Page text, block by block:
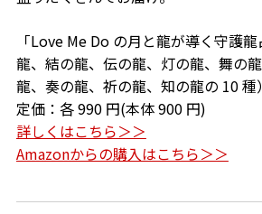
「Love Me Do の月と龍が導く守護
龍、結の龍、伝の龍、灯の龍、舞の
龍、奏の龍、祈の龍、知の龍の 10 種
定価：各 990 円(本体 900 円)
詳しくはこちら＞＞
Amazonからの購入はこちら＞＞